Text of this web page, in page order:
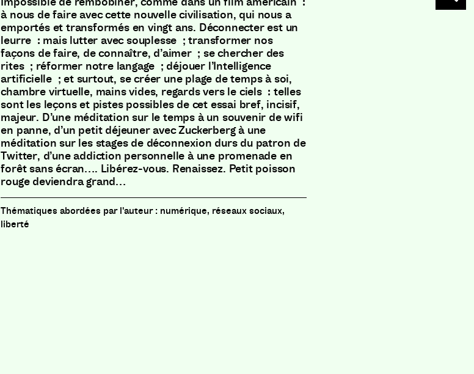
à nous de faire avec cette nouvelle civilisation, qui nous a
emportés et transformés en vingt ans. Déconnecter est un
leurre : mais lutter avec souplesse ; transformer nos
façons de faire, de connaître, d’aimer ; se chercher des
rites ; réformer notre langage ; déjouer l’Intelligence
artificielle ; et surtout, se créer une plage de temps à soi,
chambre virtuelle, mains vides, regards vers le ciels : telles
sont les leçons et pistes possibles de cet essai bref, incisif,
majeur. D’une méditation sur le temps à un souvenir de wifi
en panne, d’un petit déjeuner avec Zuckerberg à une
méditation sur les stages de déconnexion durs du patron de
Twitter, d’une addiction personnelle à une promenade en
forêt sans écran…. Libérez-vous. Renaissez. Petit poisson
rouge deviendra grand…
numérique, réseaux sociaux,
liberté